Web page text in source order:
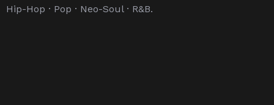
Hip-Hop · Pop · Neo-Soul · R&B.